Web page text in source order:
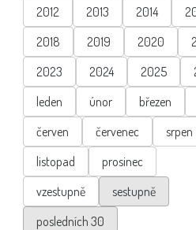
2012
2013 2014
2018
2019 2020
2023
2024 2025
leden
únor březen
červen
červenec srpen
listopad
prosinec
vzestupně
sestupně
posledních 30